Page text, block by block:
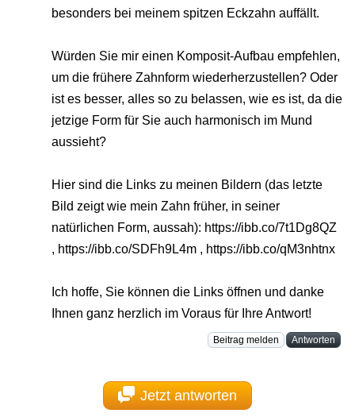
besonders bei meinem spitzen Eckzahn auffällt.
Würden Sie mir einen Komposit-Aufbau empfehlen,
um die frühere Zahnform wiederherzustellen? Oder
ist es besser, alles so zu belassen, wie es ist, da die
jetzige Form für Sie auch harmonisch im Mund
aussieht?
Hier sind die Links zu meinen Bildern (das letzte
Bild zeigt wie mein Zahn früher, in seiner
natürlichen Form, aussah): https://ibb.co/7t1Dg8QZ
, https://ibb.co/SDFh9L4m , https://ibb.co/qM3nhtnx
Ich hoffe, Sie können die Links öffnen und danke
Ihnen ganz herzlich im Voraus für Ihre Antwort!
Beitrag melden Antworten
Jetzt antworten